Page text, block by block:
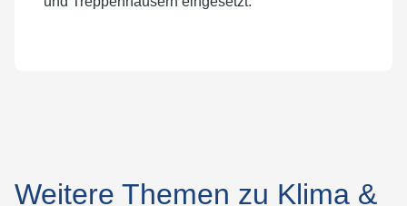
Weitere Themen zu Klima &